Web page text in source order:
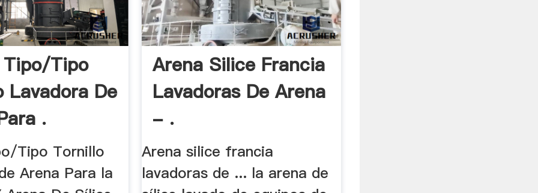
Tipo/Tipo
Lavadora De
.
Tipo Tornillo
Arena Para la
Arena Silice Francia
Lavadoras De Arena
- .
Arena silice francia
lavadoras de ... la arena de